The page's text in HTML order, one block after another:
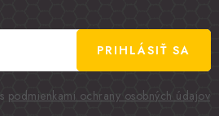
podmienkami ochrany osobných údajov
PRIHLÁSIŤ SA